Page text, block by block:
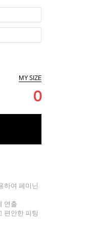
MY SIZE
0
하여 페미닌
연출
편안한 피팅